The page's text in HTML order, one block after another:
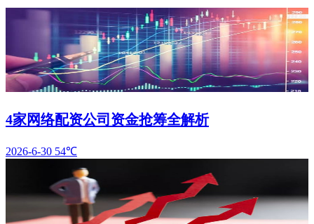
4家网络配资公司资金抢筹全解析
2026-6-30 54℃